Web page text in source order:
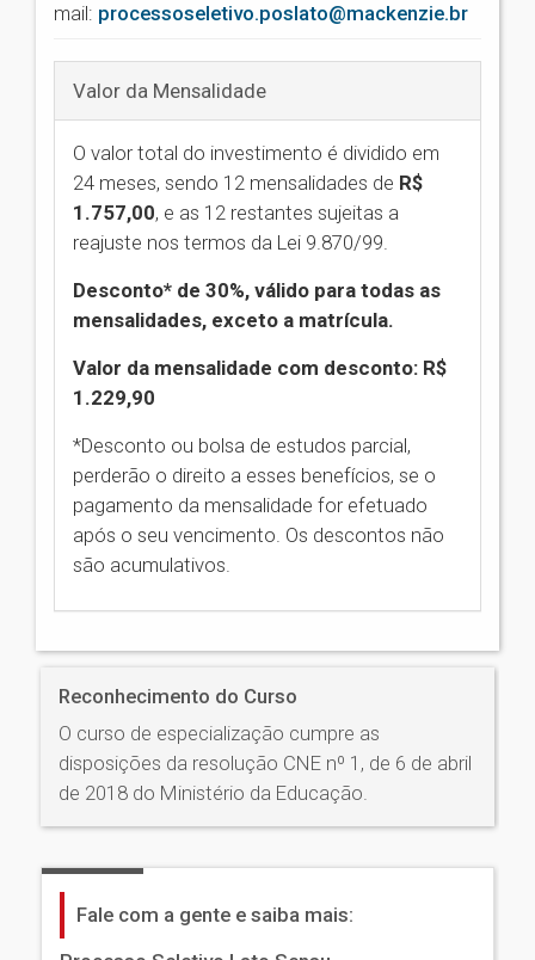
mail: processoseletivo.poslato@mackenzie.br
Valor da Mensalidade
O valor total do investimento é dividido em
24 meses, sendo 12 mensalidades de R$
1.757,00, e as 12 restantes sujeitas a
reajuste nos termos da Lei 9.870/99.
Desconto* de 30%, válido para todas as
mensalidades, exceto a matrícula.
Valor da mensalidade com desconto: R$
1.229,90
*Desconto ou bolsa de estudos parcial,
perderão o direito a esses benefícios, se o
pagamento da mensalidade for efetuado
após o seu vencimento. Os descontos não
são acumulativos.
Reconhecimento do Curso
O curso de especialização cumpre as
disposições da resolução CNE nº 1, de 6 de abril
de 2018 do Ministério da Educação.
Fale com a gente e saiba mais: